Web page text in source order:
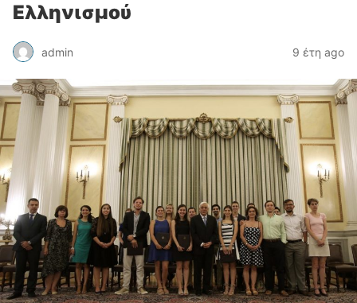
Ελληνισμού
admin 9 έτη ago